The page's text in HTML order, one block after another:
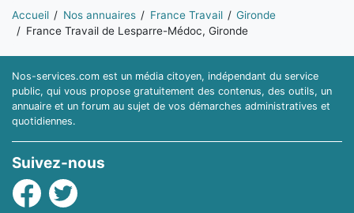
Vous êtes ici:
Accueil Nos annuaires France Travail
Gironde
France Travail de Lesparre-Médoc, Gironde
Nos-services.com est un média citoyen, indépendant du service
public, qui vous propose gratuitement des contenus, des outils, un
annuaire et un forum au sujet de vos démarches administratives et
quotidiennes.
Suivez-nous
Facebook
Twitter